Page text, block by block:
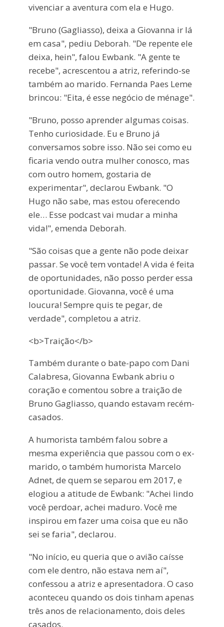
vivenciar a aventura com ela e Hugo.
"Bruno (Gagliasso), deixa a Giovanna ir lá
em casa", pediu Deborah. "De repente ele
deixa, hein", falou Ewbank. "A gente te
recebe", acrescentou a atriz, referindo-se
também ao marido. Fernanda Paes Leme
brincou: "Eita, é esse negócio de ménage".
"Bruno, posso aprender algumas coisas.
Tenho curiosidade. Eu e Bruno já
conversamos sobre isso. Não sei como eu
ficaria vendo outra mulher conosco, mas
com outro homem, gostaria de
experimentar", declarou Ewbank. "O
Hugo não sabe, mas estou oferecendo
ele… Esse podcast vai mudar a minha
vida!", emenda Deborah.
"São coisas que a gente não pode deixar
passar. Se você tem vontade! A vida é feita
de oportunidades, não posso perder essa
oportunidade. Giovanna, você é uma
loucura! Sempre quis te pegar, de
verdade", completou a atriz.
<b>Traição</b>
Também durante o bate-papo com Dani
Calabresa, Giovanna Ewbank abriu o
coração e comentou sobre a traição de
Bruno Gagliasso, quando estavam recém-
casados.
A humorista também falou sobre a
mesma experiência que passou com o ex-
marido, o também humorista Marcelo
Adnet, de quem se separou em 2017, e
elogiou a atitude de Ewbank: "Achei lindo
você perdoar, achei maduro. Você me
inspirou em fazer uma coisa que eu não
sei se faria", declarou.
"No início, eu queria que o avião caísse
com ele dentro, não estava nem aí",
confessou a atriz e apresentadora. O caso
aconteceu quando os dois tinham apenas
três anos de relacionamento, dois deles
casados.